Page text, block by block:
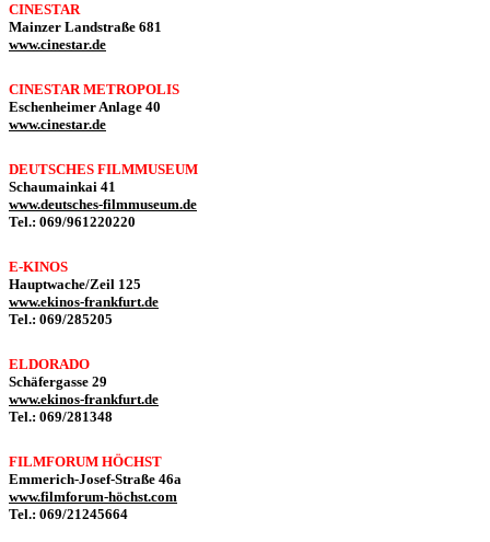
CINESTAR
Mainzer Landstraße 681
www.cinestar.de
CINESTAR METROPOLIS
Eschenheimer Anlage 40
www.cinestar.de
DEUTSCHES FILMMUSEUM
Schaumainkai 41
www.deutsches-filmmuseum.de
Tel.: 069/961220220
E-KINOS
Hauptwache/Zeil 125
www.ekinos-frankfurt.de
Tel.: 069/285205
ELDORADO
Schäfergasse 29
www.ekinos-frankfurt.de
Tel.: 069/281348
FILMFORUM HÖCHST
Emmerich-Josef-Straße 46a
www.filmforum-höchst.com
Tel.: 069/21245664